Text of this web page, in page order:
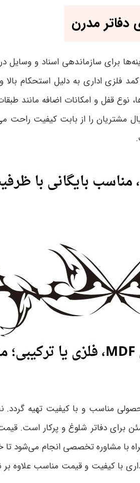
دفاتر مدرن
برای سازماندهی اسناد و
اداری به دلیل استحکام بالا و
قفل و امکانات اضافه مانند
مشتریان را از بابت کیفیت
.
مناسب و با کیفیت تهیه
برای دفاتر شلوغ و پرکار است.
با مشاوره تخصصی انجام می‌شود تا
با کیفیت و قیمت مناسب